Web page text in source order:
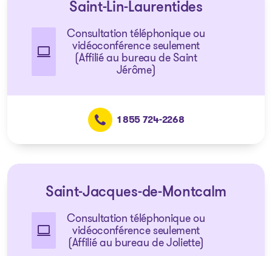
Saint-Lin-Laurentides
Consultation téléphonique ou
vidéoconférence seulement
(Affilié au bureau de Saint
Jérôme)
1 855 724-2268
Saint-Jacques-de-Montcalm
Consultation téléphonique ou
vidéoconférence seulement
(Affilié au bureau de Joliette)